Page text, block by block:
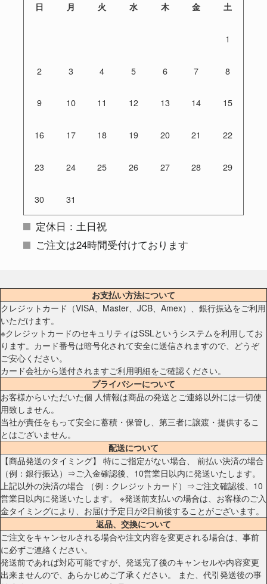
日 月 火 水 木 金 土
1
2 3 4 5 6 7 8
9 10 11 12 13 14 15
16 17 18 19 20 21 22
23 24 25 26 27 28 29
30 31
定休日：土日祝
ご注文は24時間受付けております
お支払い方法について
クレジットカード（VISA、Master、JCB、Amex）、銀行振込をご利用
いただけます。
※クレジットカードのセキュリティはSSLというシステムを利用してお
ります。カード番号は暗号化されて安全に送信されますので、どうぞ
ご安心ください。
カード会社から送付されますご利用明細をご確認ください。
プライバシーについて
お客様からいただいた個 人情報は商品の発送とご連絡以外には一切使
用致しません。
当社が責任をもって安全に蓄積・保管し、第三者に譲渡・提供するこ
とはございません。
配送について
【商品発送のタイミング】 特にご指定がない場合、 前払い決済の場合
（例：銀行振込）⇒ご入金確認後、10営業日以内に発送いたします。
上記以外の決済の場合 （例：クレジットカード）⇒ご注文確認後、10
営業日以内に発送いたします。 ※発送前支払いの場合は、お客様のご入
金タイミングにより、お届け予定日が2日前後することがございます。
返品、交換について
ご注文をキャンセルされる場合や注文内容を変更される場合は、事前
に必ずご連絡ください。
発送前であれば対応可能ですが、発送完了後のキャンセルや内容変更
出来ませんので、あらかじめご了承ください。 また、代引発送後の事